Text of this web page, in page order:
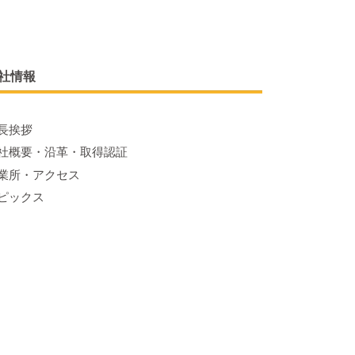
情報
挨拶
概要・沿革・取得認証
所・アクセス
ックス